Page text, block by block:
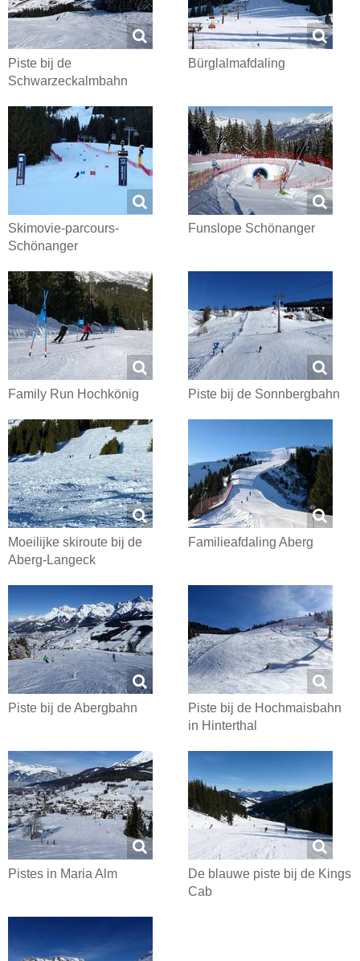
Piste bij de
Schwarzeckalmbahn
Bürglalmafdaling
Skimovie-parcours-
Schönanger
Funslope Schönanger
Family Run Hochkönig Piste bij de Sonnbergbahn
Moeilijke skiroute bij de
Aberg-Langeck
Familieafdaling Aberg
Piste bij de Abergbahn
Piste bij de Hochmaisbahn
in Hinterthal
Pistes in Maria Alm
De blauwe piste bij de Kings
Cab